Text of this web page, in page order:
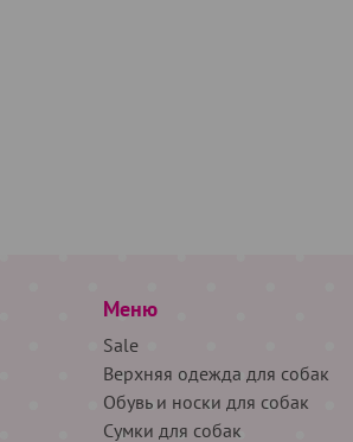
Меню
Sale
Верхняя одежда для собак
Обувь и носки для собак
Сумки для собак